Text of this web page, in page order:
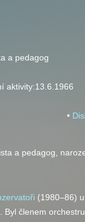
a pedagog
aktivity:13.6.1966
•
a pedagog,
(1980–86) u
. Byl členem orchestru